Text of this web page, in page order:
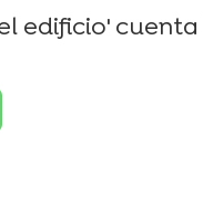
edificio'